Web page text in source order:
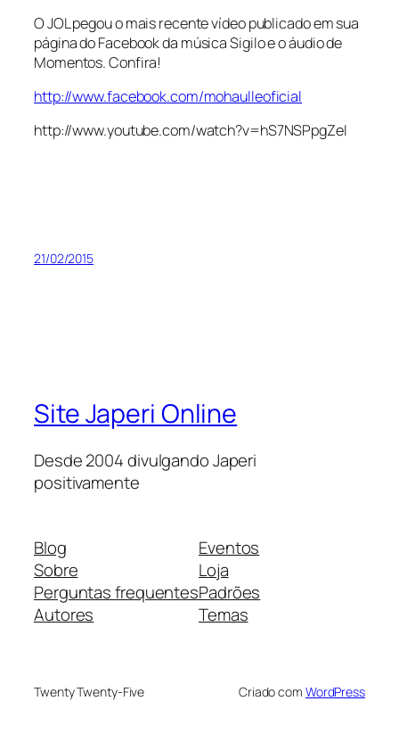
O JOL pegou o mais recente vídeo publicado em sua
página do Facebook da músicaSigiloe o áudio de
Momentos. Confira!
http://www.facebook.com/mohaulleoficial
http://www.youtube.com/watch?v=hS7NSPpgZeI
21/02/2015
Site Japeri Online
Desde 2004 divulgando Japeri
positivamente
Blog
Sobre
Perguntas frequentes
Autores
Eventos
Loja
Padrões
Temas
Twenty Twenty-Five Criado com WordPress